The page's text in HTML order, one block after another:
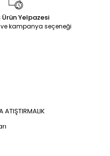
Ürün Yelpazesi
kampanya seçeneği
ATIŞTIRMALIK